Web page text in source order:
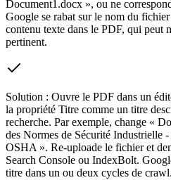
Document1.docx », ou ne
Google se rabat sur le nom du
contenu texte dans le PDF, qui peut
pertinent.
Solution : Ouvre le PDF dans un
la propriété Titre comme un titre
recherche. Par exemple, change «
des Normes de Sécurité Industrielle
OSHA ». Re-uploade le fichier et
Search Console ou IndexBolt.
titre dans un ou deux cycles de crawl.